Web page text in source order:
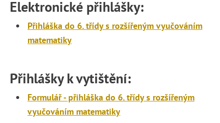
Elektronické přihlášky:
Přihláška do 6. třídy s rozšířeným vyučováním
matematiky
Přihlášky k vytištění:
Formulář - přihláška do 6. třídy s rozšířeným
vyučováním matematiky